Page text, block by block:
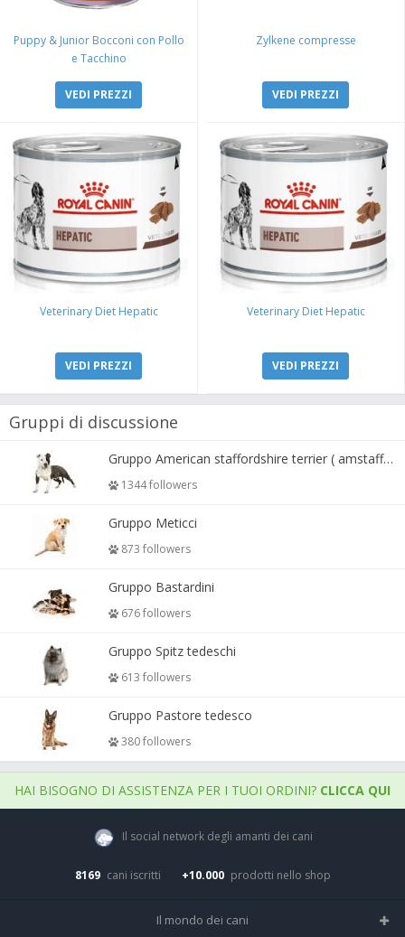
Puppy & Junior Bocconi con Pollo
e Tacchino
VEDI PREZZI
Zylkene compresse
VEDI PREZZI
Veterinary Diet Hepatic
VEDI PREZZI
Veterinary Diet Hepatic
VEDI PREZZI
Gruppi di discussione
Gruppo American staffordshire terrier ( amstaff, amastaff )
1344 followers
Gruppo Meticci
873 followers
Gruppo Bastardini
676 followers
Gruppo Spitz tedeschi
613 followers
Gruppo Pastore tedesco
380 followers
HAI BISOGNO DI ASSISTENZA PER I TUOI ORDINI? CLICCA QUI
Il social network degli amanti dei cani
8169 cani iscritti +10.000 prodotti nello shop
Il mondo dei cani